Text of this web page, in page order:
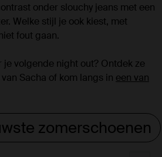
onder slouchy jeans met een
Welke stijl je ook kiest, met
fout gaan.
je volgende night out? Ontdek ze
Sacha of kom langs in een van
zomerschoenen